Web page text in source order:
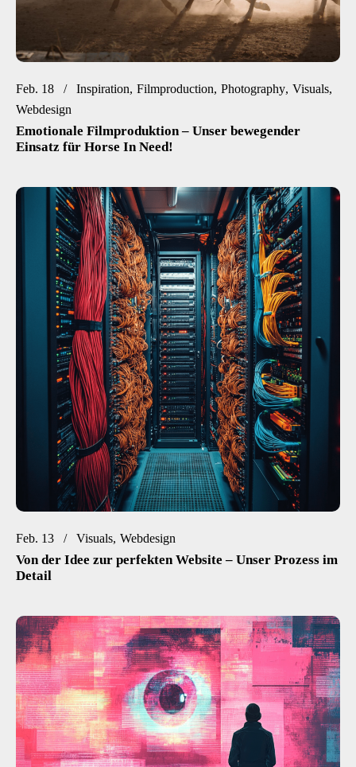
Feb. 18 Inspiration Filmproduction Photography Visuals
Webdesign
Emotionale Filmproduktion – Unser bewegender
Einsatz für Horse In Need!
Feb. 13 Visuals Webdesign
Von der Idee zur perfekten Website – Unser Prozess im
Detail